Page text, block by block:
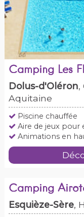
Camping Les
Dolus-d'Oléron,
Aquitaine
Piscine chauffée
Aire de jeux pour
Animations en
Camping
Esquièze-Sère,